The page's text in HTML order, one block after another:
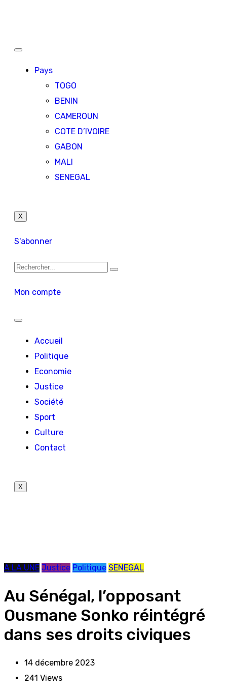
Pays
TOGO
BENIN
CAMEROUN
COTE D’IVOIRE
GABON
MALI
SENEGAL
X
S'abonner
Mon compte
Accueil
Politique
Economie
Justice
Société
Sport
Culture
Contact
X
A LA UNE Justice Politique SENEGAL
Au Sénégal, l’opposant
Ousmane Sonko réintégré
dans ses droits civiques
14 décembre 2023
241 Views